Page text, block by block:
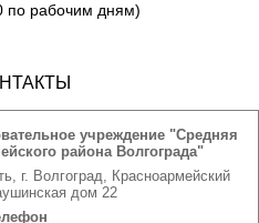
по рабочим дням)
учреждение "Средняя
района Волгограда"
г. Волгоград, Красноармейский
дом 22